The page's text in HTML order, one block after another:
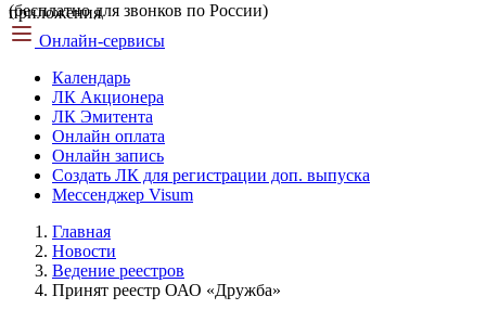
(бесплатно для звонков по России)
Онлайн-сервисы
Календарь
ЛК Акционера
ЛК Эмитента
Онлайн оплата
Онлайн запись
Создать ЛК для регистрации доп. выпуска
Мессенджер Visum
Главная
Новости
Ведение реестров
Принят реестр ОАО «Дружба»